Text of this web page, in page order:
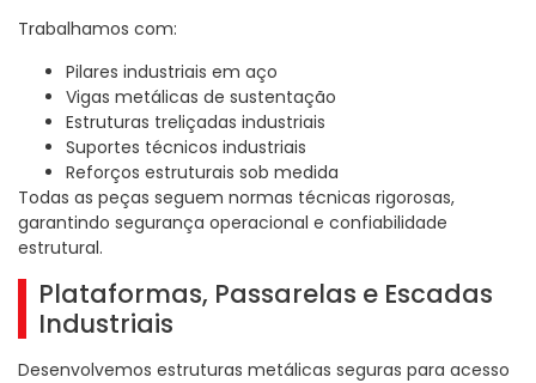
Trabalhamos com:
Pilares industriais em aço
Vigas metálicas de sustentação
Estruturas treliçadas industriais
Suportes técnicos industriais
Reforços estruturais sob medida
Todas as peças seguem normas técnicas rigorosas,
garantindo segurança operacional e confiabilidade
estrutural.
Plataformas, Passarelas e Escadas
Industriais
Desenvolvemos estruturas metálicas seguras para acesso